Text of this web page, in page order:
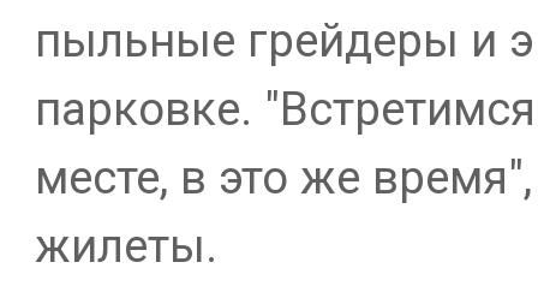
пыльные грейдеры и
парковке.
месте, в это же
жилеты.